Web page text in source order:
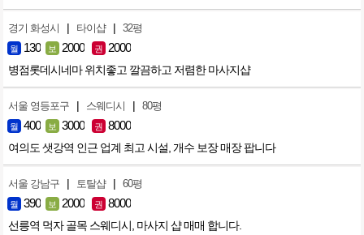
경기 화성시 | 타이샵 | 32평
월 130 보 2000 권 2000
병점롯데시네마 위치좋고 깔끔하고 저렴한 마사지샵
서울 영등포구 | 스웨디시 | 80평
월 400 보 3000 권 8000
여의도 샛강역 인근 업계 최고 시설, 개수 보장 매장 팝니다
서울 강남구 | 토탈샵 | 60평
월 390 보 2000 권 8000
선릉역 먹자 골목 스웨디시, 마사지 샵 매매 합니다.